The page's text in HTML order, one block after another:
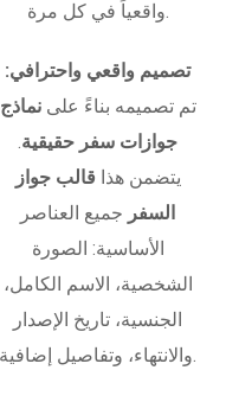
واقعياً في كل مرة.
تصميم واقعي واحترافي:
تم تصميمه بناءً علىنماذج
جوازات سفر حقيقية.
يتضمن هذا قالب جواز
السفر جميع العناصر
الأساسية: الصورة
الشخصية، الاسم الكامل،
الجنسية، تاريخ الإصدار
والانتهاء، وتفاصيل إضافية.